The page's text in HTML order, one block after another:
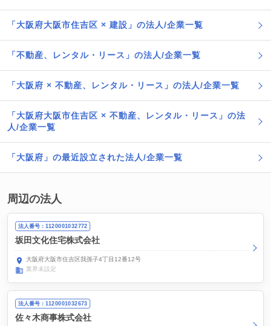
「大阪府大阪市住吉区 × 建設」の法人/企業一覧
「不動産、レンタル・リース」の法人/企業一覧
「大阪府 × 不動産、レンタル・リース」の法人/企業一覧
「大阪府大阪市住吉区 × 不動産、レンタル・リース」の法
人/企業一覧
「大阪府」の最近設立された法人/企業一覧
周辺の法人
法人番号：1120001032772
坂田文化住宅株式会社
大阪府大阪市住吉区我孫子4丁目12番12号
業界未設定
法人番号：1120001032673
佐々木商事株式会社